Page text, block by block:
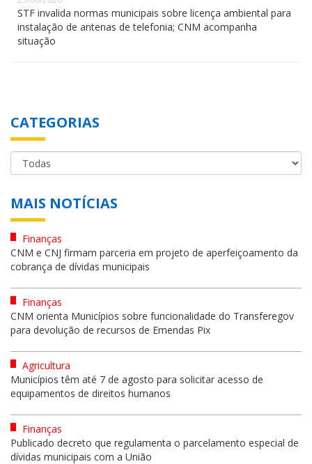
STF invalida normas municipais sobre licença ambiental para
instalação de antenas de telefonia; CNM acompanha
situação
CATEGORIAS
MAIS NOTÍCIAS
Finanças
CNM e CNJ firmam parceria em projeto de aperfeiçoamento da
cobrança de dívidas municipais
Finanças
CNM orienta Municípios sobre funcionalidade do Transferegov
para devolução de recursos de Emendas Pix
Agricultura
Municípios têm até 7 de agosto para solicitar acesso de
equipamentos de direitos humanos
Finanças
Publicado decreto que regulamenta o parcelamento especial de
dívidas municipais com a União